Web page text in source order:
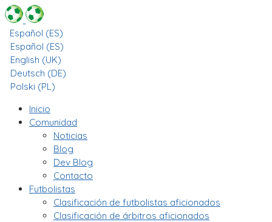
Español (ES)
Español (ES)
English (UK)
Deutsch (DE)
Polski (PL)
Inicio
Comunidad
Noticias
Blog
Dev Blog
Contacto
Futbolistas
Clasificación de futbolistas aficionados
Clasificación de árbitros aficionados